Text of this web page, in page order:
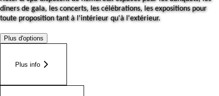
dîners de gala, les concerts, les célébrations, les expositions pour
toute proposition tant à l'intérieur qu'à l'extérieur.
Plus d'options
Plus info